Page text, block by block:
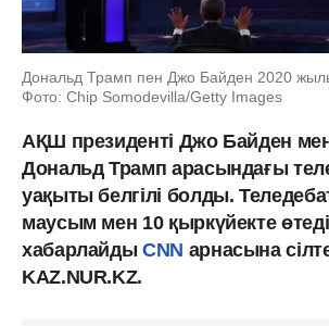
Дональд Трамп пен Джо Байден 2020 жылы
Фото: Chip Somodevilla/Getty Images
АҚШ президенті Джо Байден
Дональд Трамп арасындағы
уақыты белгілі болды.
маусым мен 10 қыркүйекте
хабарлайдыCNN арнасына
KAZ.NUR.KZ.